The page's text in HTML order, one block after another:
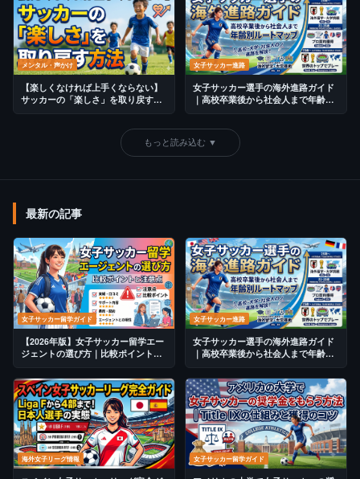
メンタル・声かけ
【楽しくなければ上手くならない】
サッカーの「楽しさ」を取り戻す方
女子サッカー進路
女子サッカー選手の海外進路ガイド
｜高校卒業後から社会人まで年齢別
もっと読み込む ▼
最新の記事
女子サッカー留学ガイド
【2026年版】女子サッカー留学エー
ジェントの選び方｜比較ポイントと
女子サッカー進路
女子サッカー選手の海外進路ガイド
｜高校卒業後から社会人まで年齢別
海外女子リーグ情報 女子サッカー留学ガイド